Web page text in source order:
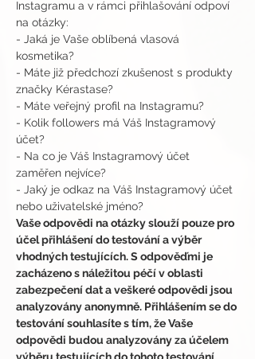
Instagramu a v rámci přihlašování odpoví
na otázky:
- Jaká je Vaše oblíbená vlasová
kosmetika?
- Máte již předchozí zkušenost s produkty
značky Kérastase?
- Máte veřejný profil na Instagramu?
- Kolik followers má Váš Instagramový
účet?
- Na co je Váš Instagramový účet
zaměřen nejvíce?
- Jaký je odkaz na Váš Instagramový účet
nebo uživatelské jméno?
Vaše odpovědi na otázky slouží pouze pro
účel přihlášení do testování a výběr
vhodných testujících. S odpověďmi je
zacházeno s náležitou péčí v oblasti
zabezpečení dat a veškeré odpovědi jsou
analyzovány anonymně. Přihlášením se do
testování souhlasíte s tím, že Vaše
odpovědi budou analyzovány za účelem